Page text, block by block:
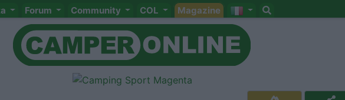
Forum Community COL Magazine